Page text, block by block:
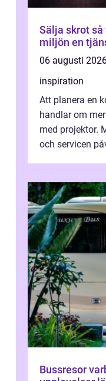
Sälja skrot så får du bäst betalt och gör
miljön en
06 augusti
inspiration
Att planera en
handlar om
med projektor.
och servicen
Bussresor varberg